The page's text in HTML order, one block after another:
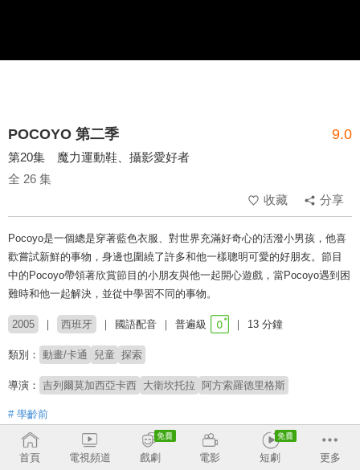
POCOYO 第二季 9.0
第20集 魔力運動鞋、攝影愛好者
全 26 集
收藏
分享
Pocoyo是一個總是穿著藍色衣服、對世界充滿好奇心的活潑小男孩，他喜
歡嘗試新鮮的事物，身邊也圍繞了許多和他一樣聰明可愛的好朋友。節目
中的Pocoyo帶領著欣賞節目的小朋友與他一起開心遊戲，當Pocoyo遇到困
難時和他一起解決，並從中學習不同的事物。
2005 西班牙 國語配音 普遍級 13 分鐘
類別： 動畫/卡通 兒童 探索
導演： 吉列爾莫加西亞卡西 大衛坎托拉 阿方索羅德里格斯
# 學齡前
首頁 電視頻道 戲劇 電影 短劇 更多